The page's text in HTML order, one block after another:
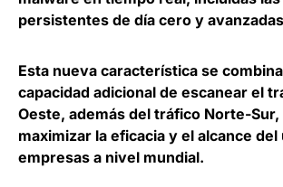
persistentes de día cero y
Esta nueva característica se
capacidad adicional de escanear el
Oeste, además del tráfico Norte-Sur,
maximizar la eficacia y el alcance del
empresas a nivel mundial.